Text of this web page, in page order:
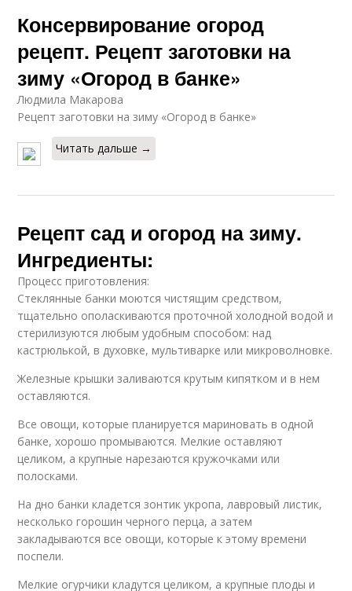
Консервирование огород
рецепт. Рецепт заготовки на
зиму «Огород в банке»
Людмила Макарова
Рецепт заготовки на зиму «Огород в банке»
Читать дальше →
Рецепт сад и огород на зиму.
Ингредиенты:
Процесс приготовления:
Стеклянные банки моются чистящим средством,
тщательно ополаскиваются проточной холодной водой и
стерилизуются любым удобным способом: над
кастрюлькой, в духовке, мультиварке или микроволновке.
Железные крышки заливаются крутым кипятком и в нем
оставляются.
Все овощи, которые планируется мариновать в одной
банке, хорошо промываются. Мелкие оставляют
целиком, а крупные нарезаются кружочками или
полосками.
На дно банки кладется зонтик укропа, лавровый листик,
несколько горошин черного перца, а затем
закладываются все овощи, которые к этому времени
поспели.
Мелкие огурчики кладутся целиком, а крупные плоды и